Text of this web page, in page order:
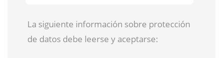
La siguiente información sobre protección
de datos debe leerse y aceptarse: